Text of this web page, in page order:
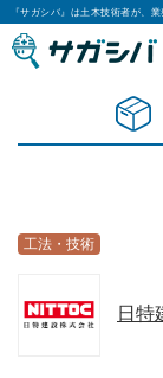
『サガシバ』は土木技術者が、
工法・技術
日特